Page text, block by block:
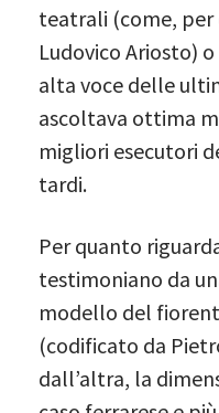
teatrali (come, per
Ludovico Ariosto)
alta voce delle
ascoltava ottima
migliori esecutori
tardi.
Per quanto
testimoniano da
modello del
(codificato da
dall’altra, la